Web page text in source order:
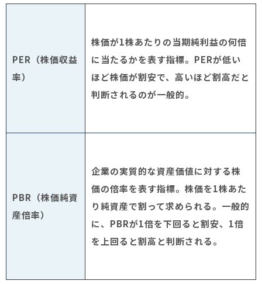
PER （株価収益
率）
株価が1株あたりの当期純利益の何倍
に当たるかを表す指標。 PERが低い
ほど株価が割安で、高いほど割高だと
判断されるのが一般的。
PBR （株価純資
産倍率）
企業の実質的な資産価値に対する株
価の倍率を表す指標。株価を1株あた
り純資産で割って求められる。一般的
に、 PBRが1倍を下回ると割安、 1倍
を上回ると割高と判断される。